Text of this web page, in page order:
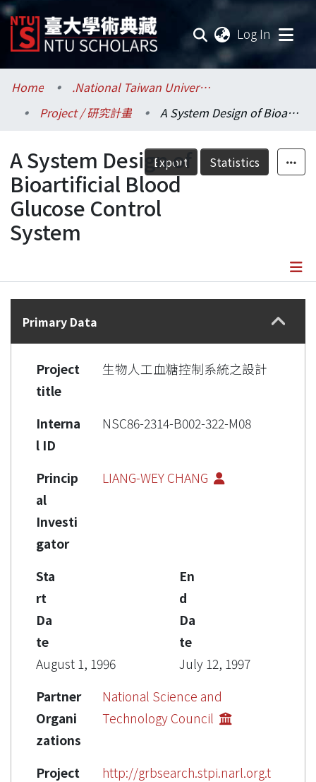
Log In
Communities & Collections
Research Outputs
Fundings & Projects
Researchers
Organizations
Home
.National Taiwan University / 國立臺灣大學
Project / 研究計畫
A System Design of Bioartificial Blood Glucose Control System
Export Statistics
A System Design of
Bioartificial Blood
Glucose Control
System
Details
Primary Data
Project
title
生物人工血糖控制系統之設計
Interna
l ID
NSC86-2314-B002-322-M08
Princip
al
Investi
gator
LIANG-WEY CHANG
Sta
rt
Da
te
August 1, 1996
En
d
Da
te
July 12, 1997
Partner
Organi
zations
National Science and
Technology Council
Project
http://grbsearch.stpi.narl.org.t